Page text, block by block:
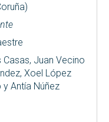
Casas, Juan Vecino
Xoel López
Antía Núñez